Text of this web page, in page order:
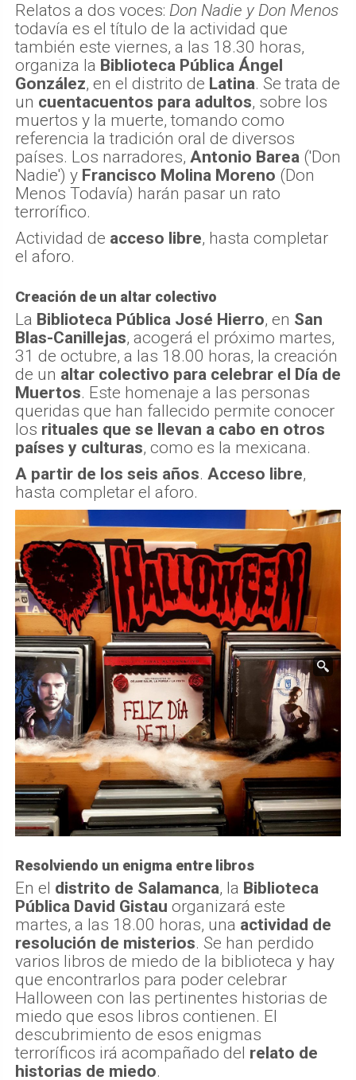
Relatos a dos voces: Don Nadie y Don Menos
todavía es el título de la actividad que
también este viernes, a las 18.30 horas,
organiza la Biblioteca Pública Ángel
González, en el distrito de Latina. Se trata de
un cuentacuentos para adultos, sobre los
muertos y la muerte, tomando como
referencia la tradición oral de diversos
países. Los narradores, Antonio Barea ('Don
Nadie') y Francisco Molina Moreno (Don
Menos Todavía) harán pasar un rato
terrorífico.
Actividad de acceso libre, hasta completar
el aforo.
Creación de un altar colectivo
La Biblioteca Pública José Hierro, en San
Blas-Canillejas, acogerá el próximo martes,
31 de octubre, a las 18.00 horas, la creación
de un altar colectivo para celebrar el Día de
Muertos. Este homenaje a las personas
queridas que han fallecido permite conocer
los rituales que se llevan a cabo en otros
países y culturas, como es la mexicana.
A partir de los seis años. Acceso libre,
hasta completar el aforo.
Resolviendo un enigma entre libros
En el distrito de Salamanca, la Biblioteca
Pública David Gistau organizará este
martes, a las 18.00 horas, una actividad de
resolución de misterios. Se han perdido
varios libros de miedo de la biblioteca y hay
que encontrarlos para poder celebrar
Halloween con las pertinentes historias de
miedo que esos libros contienen. El
descubrimiento de esos enigmas
terroríficos irá acompañado del relato de
historias de miedo.